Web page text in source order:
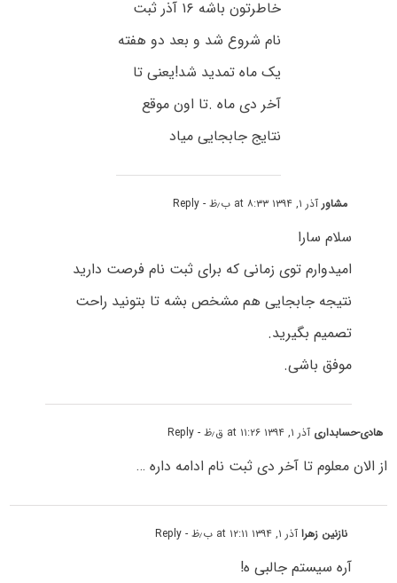
خاطرتون باشه ۱۶ آذر ثبت
نام شروع شد و بعد دو هفته
یک ماه تمدید شد!یعنی تا
آخر دی ماه .تا اون موقع
نتایج جابجایی میاد
مشاور آذر ۱, ۱۳۹۴ at ۸:۳۳ ب٫ظ - Reply
سلام سارا
امیدوارم توی زمانی که برای ثبت نام فرصت دارید
نتیجه جابجایی هم مشخص بشه تا بتونید راحت
تصمیم بگیرید.
موفق باشی.
هادی-حسابداری آذر ۱, ۱۳۹۴ at ۱۱:۲۶ ق٫ظ - Reply
از الان معلوم تا آخر دی ثبت نام ادامه داره …
نازنین زهراآذر ۱, ۱۳۹۴ at ۱۲:۱۱ ب٫ظ - Reply
آره سیستم جالبی ه!